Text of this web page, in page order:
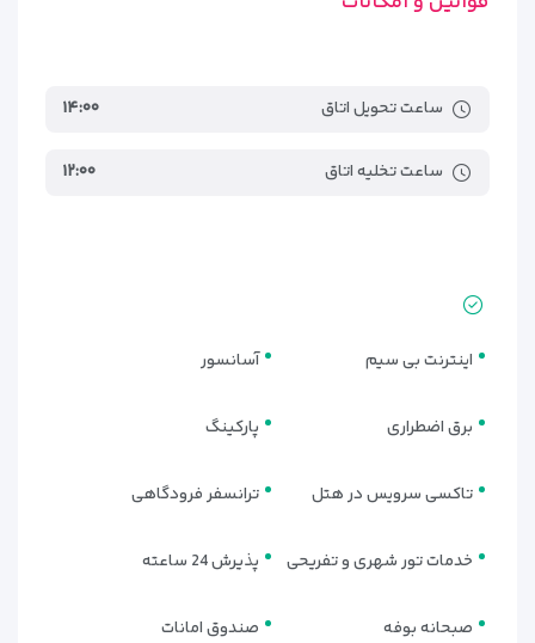
ساعت تحویل اتاق ۱۴:۰۰
ساعت تخلیه اتاق ۱۲:۰۰
اینترنت بی سیم آسانسور
برق اضطراری پارکینگ
تاکسی سرویس در هتل ترانسفر فرودگاهی
خدمات تور شهری و تفریحی پذیرش 24 ساعته
صبحانه بوفه صندوق امانات